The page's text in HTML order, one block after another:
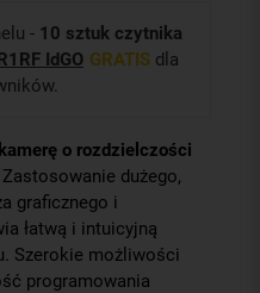
- 10 sztuk czytnika
IdGO GRATIS dla
o rozdzielczości
Zastosowanie dużego,
graficznego i
łatwą i intuicyjną
Szerokie możliwości
programowania